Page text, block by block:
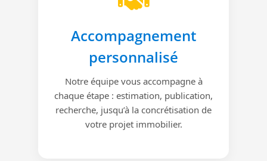
Accompagnement
personnalisé
Notre équipe vous accompagne à
chaque étape : estimation, publication,
recherche, jusqu’à la concrétisation de
votre projet immobilier.